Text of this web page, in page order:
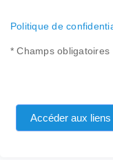
Politique de
* Champs obligatoires
Accéder aux liens